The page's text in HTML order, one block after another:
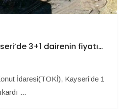
3+1 dairenin fiyatı…
İdaresi(TOKİ), Kayseri’de 1
...